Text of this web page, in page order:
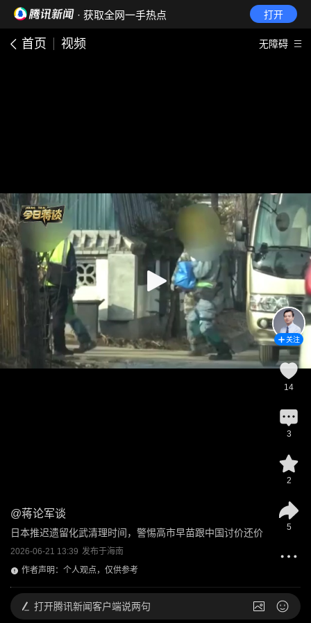
· 获取全网一手热点 打开
首页 视频 无障碍
@蒋论军谈
日本推迟遗留化武清理时间，警惕高市早苗跟中国讨价还价
2026-06-21 13:39 发布于海南
作者声明：个人观点，仅供参考
关注
14
3
2
5
打开腾讯新闻客户端说两句